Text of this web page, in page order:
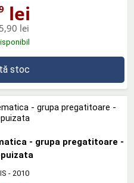
lei
lei
stoc
- grupa pregatitoare -
- 2010